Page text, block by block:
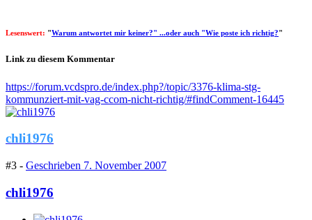
Lesenswert: "Warum antwortet mir keiner?" ...oder auch "Wie poste ich richtig?"
Link zu diesem Kommentar
https://forum.vcdspro.de/index.php?/topic/3376-klima-stg-
kommunziert-mit-vag-ccom-nicht-richtig/#findComment-16445
chli1976
#3 - Geschrieben 7. November 2007
chli1976